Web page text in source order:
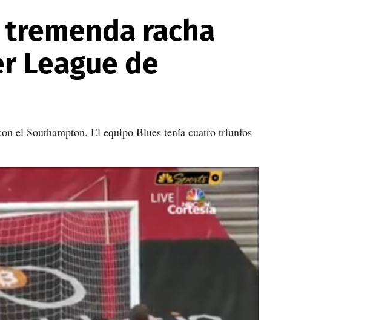
racha
League de
el Southampton. El equipo Blues tenía cuatro triunfos